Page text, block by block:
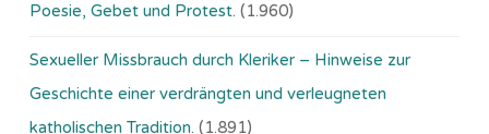
Poesie, Gebet und Protest. (1.960)
Sexueller Missbrauch durch Kleriker – Hinweise zur
Geschichte einer verdrängten und verleugneten
katholischen Tradition. (1.891)